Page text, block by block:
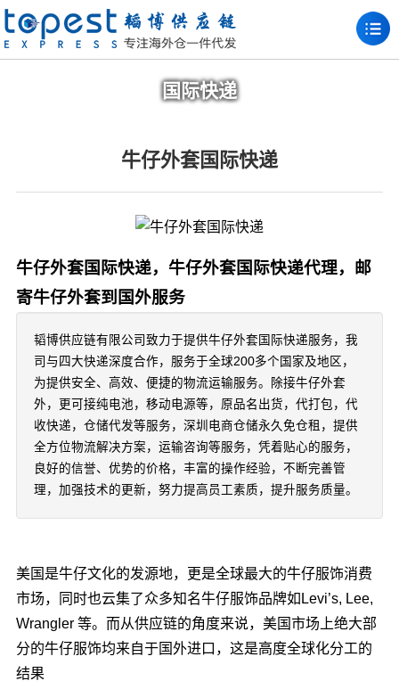
国际快递
牛仔外套国际快递
牛仔外套国际快递，牛仔外套国际快递代理，邮
寄牛仔外套到国外服务
韬博供应链有限公司致力于提供牛仔外套国际快递服务，我
司与四大快递深度合作，服务于全球200多个国家及地区，
为提供安全、高效、便捷的物流运输服务。除接牛仔外套
外，更可接纯电池，移动电源等，原品名出货，代打包，代
收快递，仓储代发等服务，深圳电商仓储永久免仓租，提供
全方位物流解决方案，运输咨询等服务，凭着贴心的服务，
良好的信誉、优势的价格，丰富的操作经验，不断完善管
理，加强技术的更新，努力提高员工素质，提升服务质量。
美国是牛仔文化的发源地，更是全球最大的牛仔服饰消费
市场，同时也云集了众多知名牛仔服饰品牌如Levi’s, Lee,
Wrangler 等。而从供应链的角度来说，美国市场上绝大部
分的牛仔服饰均来自于国外进口，这是高度全球化分工的
结果